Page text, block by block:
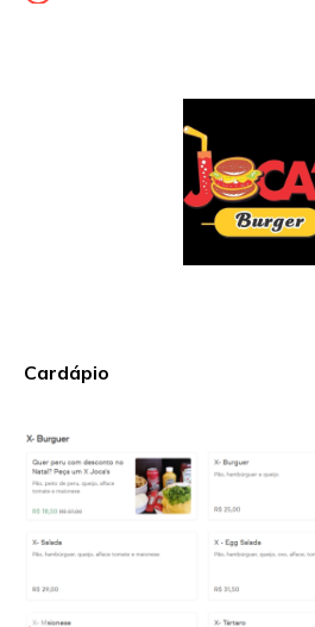
Cardápio